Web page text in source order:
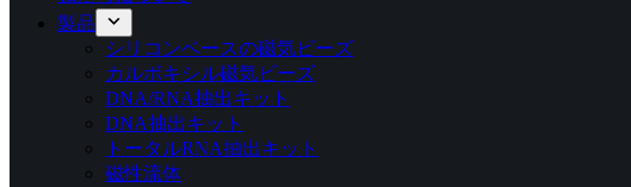
製品
シリコンベースの磁気ビーズ
カルボキシル磁気ビーズ
DNA/RNA抽出キット
DNA抽出キット
トータルRNA抽出キット
磁性流体